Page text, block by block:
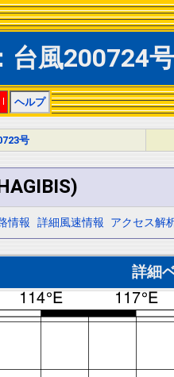
風200724
| ヘルプ
号
情報 詳細風速情報 アクセス解
詳細